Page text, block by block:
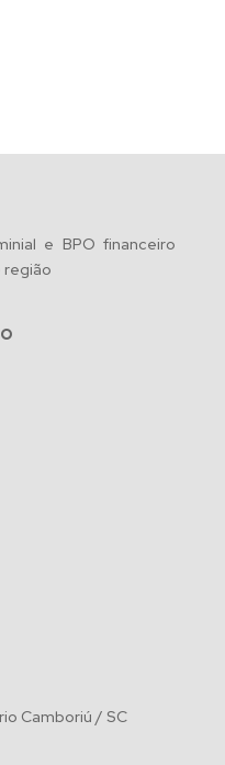
e BPO financeiro
região
Camboriú / SC